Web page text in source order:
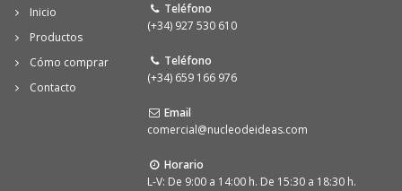
Inicio
Productos
Cómo comprar
Contacto
Teléfono
(+34) 927 530 610
Teléfono
(+34) 659 166 976
Email
comercial@nucleodeideas.com
Horario
L-V: De 9:00 a 14:00 h. De 15:30 a 18:30 h.